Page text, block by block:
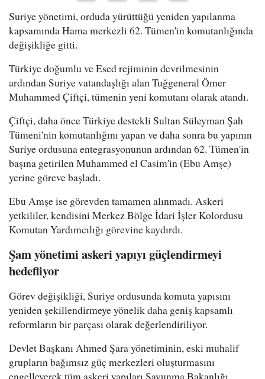
Suriye yönetimi, orduda yürüttüğü yeniden yapılanma
kapsamında Hama merkezli 62. Tümen'in komutanlığında
değişikliğe gitti.
Türkiye doğumlu ve Esed rejiminin devrilmesinin
ardından Suriye vatandaşlığı alan Tuğgeneral Ömer
Muhammed Çiftçi, tümenin yeni komutanı olarak atandı.
Çiftçi, daha önce Türkiye destekli Sultan Süleyman Şah
Tümeni'nin komutanlığını yapan ve daha sonra bu yapının
Suriye ordusuna entegrasyonunun ardından 62. Tümen'in
başına getirilen Muhammed el Casim'in (Ebu Amşe)
yerine göreve başladı.
Ebu Amşe ise görevden tamamen alınmadı. Askeri
yetkililer, kendisini Merkez Bölge İdari İşler Kolordusu
Komutan Yardımcılığı görevine kaydırdı.
Şam yönetimi askeri yapıyı güçlendirmeyi
hedefliyor
Görev değişikliği, Suriye ordusunda komuta yapısını
yeniden şekillendirmeye yönelik daha geniş kapsamlı
reformların bir parçası olarak değerlendiriliyor.
Devlet Başkanı Ahmed Şara yönetiminin, eski muhalif
grupların bağımsız güç merkezleri oluşturmasını